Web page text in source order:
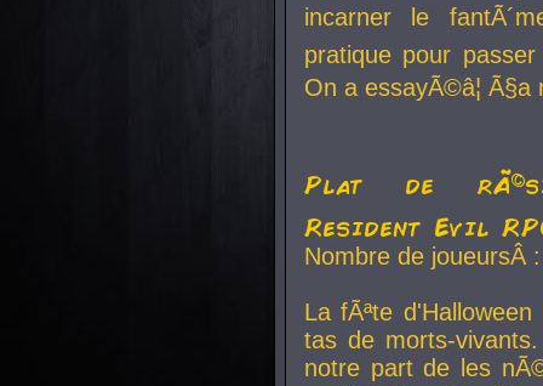
incarner le
pratique pour
On a essayÃ©â¦
Plat de
Resident Evil
Nombre de
La fÃªte
tas de morts-
notre part de les